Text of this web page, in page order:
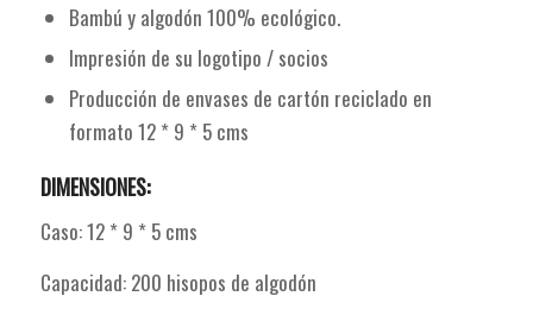
Bambú y algodón 100% ecológico.
Impresión de su logotipo / socios
Producción de envases de cartón reciclado en
formato 12 * 9 * 5 cms
DIMENSIONES:
Caso: 12 * 9 * 5 cms
Capacidad: 200 hisopos de algodón